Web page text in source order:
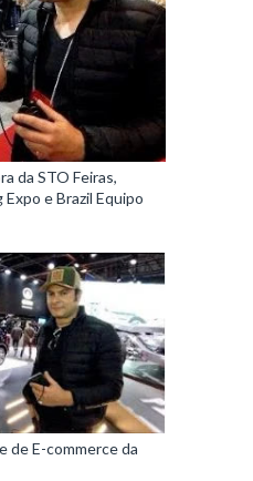
da STO Feiras,
e Brazil Equipo
de E-commerce da